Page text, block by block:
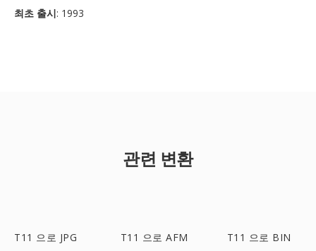
최초 출시: 1993
관련 변환
T11 으로 JPG T11 으로 AFM T11 으로 BIN